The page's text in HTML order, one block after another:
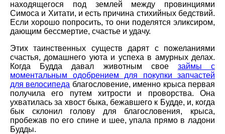
находящегося под землей между провинциями
Симоса и Хитати, и есть причина стихийных бедствий.
Если хорошо попросить, то они поделятся эликсиром,
дающим бессмертие, счастье и удачу.
Этих таинственных существ дарят с пожеланиями
счастья, домашнего уюта и успеха в амурных делах.
Когда Будда давал животным свое займы с
моментальным одобрением для покупки запчастей
для велосипеда благословение, именно крыса первая
получила его путем хитрости и проворства. Она
ухватилась за хвост быка, бежавшего к Будде, и, когда
бык склонил голову для благословения, крыса,
пробежав по его спине и шее, упала прямо в ладони
Будды.